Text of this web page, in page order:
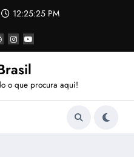
12:25:26 PM
o que procura aqui!